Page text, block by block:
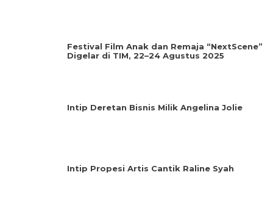
Festival Film Anak dan Remaja “NextScene”
Digelar di TIM, 22–24 Agustus 2025
Intip Deretan Bisnis Milik Angelina Jolie
Intip Propesi Artis Cantik Raline Syah